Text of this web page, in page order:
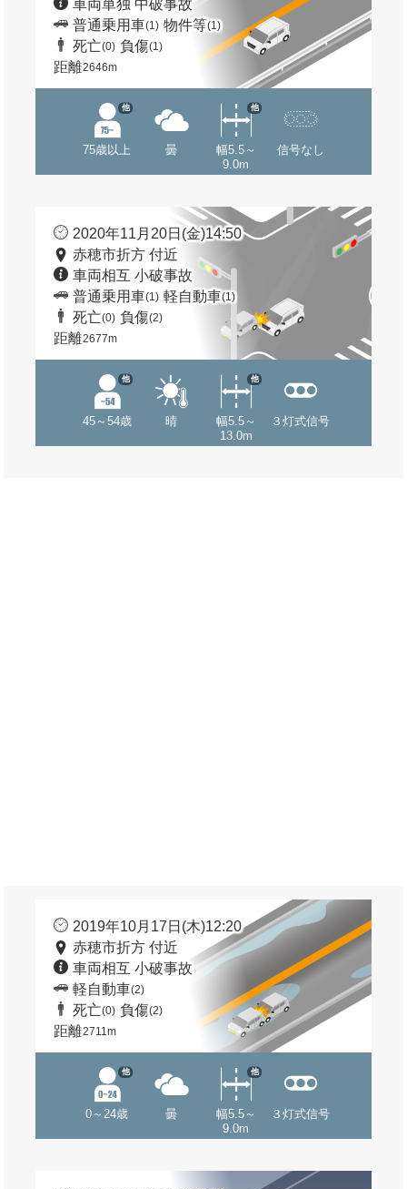
車両単独 中破事故
普通乗用車(1) 物件等(1)
死亡(0) 負傷(1)
距離2646m
75歳以上
他
曇
幅5.5～
9.0m
他
信号なし
2020年11月20日(金)14:50
赤穂市折方 付近
車両相互 小破事故
普通乗用車(1) 軽自動車(1)
死亡(0) 負傷(2)
距離2677m
45～54歳
他
晴
幅5.5～
13.0m
他
３灯式信号
2019年10月17日(木)12:20
赤穂市折方 付近
車両相互 小破事故
軽自動車(2)
死亡(0) 負傷(2)
距離2711m
0～24歳
他
曇
幅5.5～
9.0m
他
３灯式信号